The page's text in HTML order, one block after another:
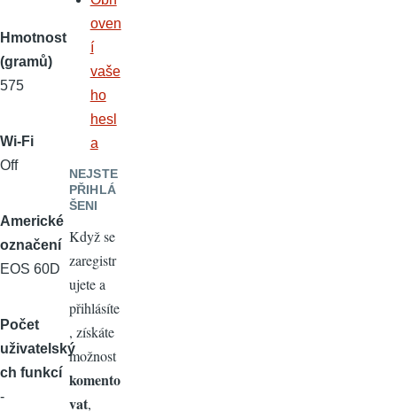
Hmotnost
(gramů)
575
Wi-Fi
Off
Americké
označení
EOS 60D
Počet
uživatelský
ch funkcí
-
oven
í
vaše
ho
hesl
a
NEJSTE
PŘIHLÁ
ŠENI
Když se
zaregistr
ujete a
přihlásíte
, získáte
možnost
komento
vat,